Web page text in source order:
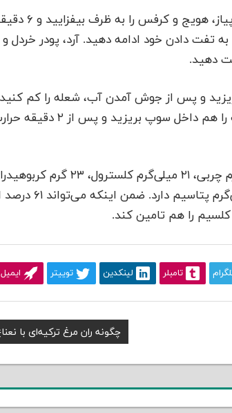
این سوپ هم ابتدا روغن را
سیب‌زمینی و سیر را بیفزایید و ۲ دقیقه به تفت دادن خود ادامه دهید. آرد،
و پس از جوش آمدن آب، شعله را کم کنید
سوپ شما غلیظ شود. درنهایت، پنیر چدار، نمک
پروتئین، ۴ گرم فیبر، ۵۰۸
تامبلر لینکدین توییتر ایمیل
Next
Post:
چگونه ران مرغ ترکیه‌ای با